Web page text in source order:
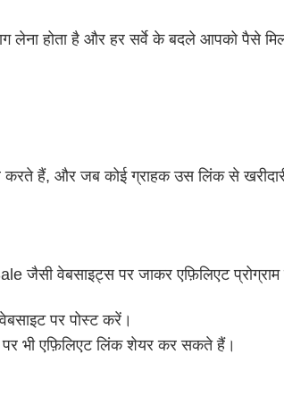
लेना होता है और हर सर्वे के बदले आपको पैसे
करते हैं, और जब कोई ग्राहक उस लिंक से
वेबसाइट्स पर जाकर एफ़िलिएट प्रोग्राम
पर पोस्ट करें।
पर भी एफ़िलिएट लिंक शेयर कर सकते हैं।